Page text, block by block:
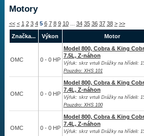
Výrobce:
Drážky na hřídeli:
Najít vrtuli
Motory
<< < 1 2 3 4 5 6 7 8 9 10... 34 35 36 37 38 > >>
Značka... Výkon Motor
OMC 0 - 0 HP
Model 800, Cobra & King
7.5L, Z-náhon
Výfuk: skrz vrtuli Drážky na hřídeli:
Pouzdro: XHS 101
OMC 0 - 0 HP
Model 800, Cobra & King
7.4L, Z-náhon
Výfuk: skrz vrtuli Drážky na hřídeli:
Pouzdro: XHS 100
OMC 0 - 0 HP
Model 800, Cobra & King
7.4L, Z-náhon
Výfuk: skrz vrtuli Drážky na hřídeli: